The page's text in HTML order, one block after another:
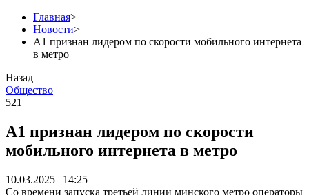
Главная>
Новости>
А1 признан лидером по скорости мобильного интернета
в метро
Назад
Общество
521
А1 признан лидером по скорости
мобильного интернета в метро
10.03.2025 | 14:25
Со времени запуска третьей линии минского метро операторы